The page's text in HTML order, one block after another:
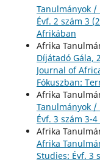
Tanulmányok
Évf. 2 szám 3
Afrikában
Afrika
Díjátadó Gála,
Journal of
Fókuszban:
Afrika
Tanulmányok
Évf. 3 szám 3-
Afrika
Afrika
Studies: Évf. 3